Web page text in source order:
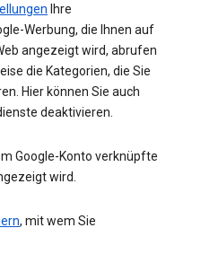
Ihre
Werbung, die Ihnen auf
angezeigt wird, abrufen
die Kategorien, die Sie
Hier können Sie auch
deaktivieren.
Google-Konto verknüpfte
wird.
, mit wem Sie